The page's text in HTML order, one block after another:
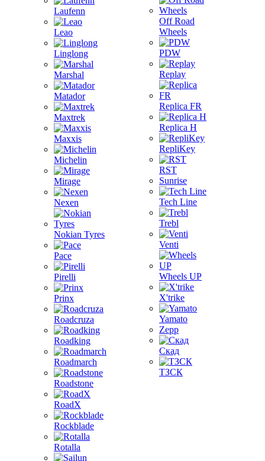
Laufenn
Leao
Linglong
Marshal
Matador
Maxtrek
Maxxis
Michelin
Mirage
Nexen
Nokian Tyres
Pace
Pirelli
Prinx
Roadcruza
Roadking
Roadmarch
Roadstone
RoadX
Rockblade
Rotalla
Off Road
Wheels
PDW
Replay
Replica FR
Replica H
RepliKey
RST
Sunrise
Tech Line
Trebl
Venti
Wheels UP
X'trike
Yamato
Zepp
Скад
ТЗСК